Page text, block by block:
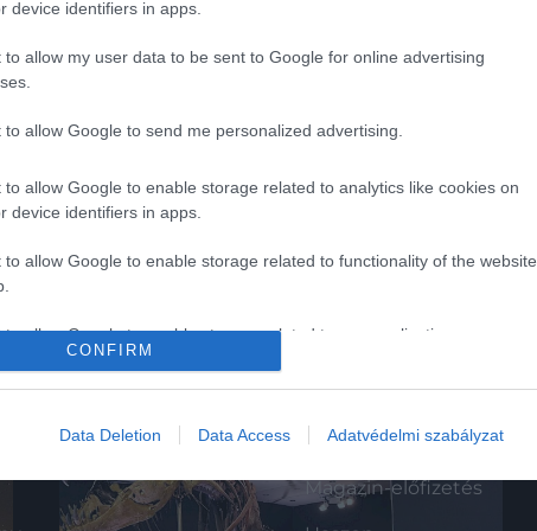
device identifiers in apps.
to allow my user data to be sent to Google for online advertising
to allow Google to send me personalized advertising.
to allow Google to enable storage related to analytics like cookies on
device identifiers in apps.
to allow Google to enable storage related to functionality of the website
to allow Google to enable storage related to personalization.
to allow Google to enable storage related to security, including
CONFIRM
Data Deletion Data Access Adatvédelmi szabályzat
HG MEDIA
Magazin-előfizetés